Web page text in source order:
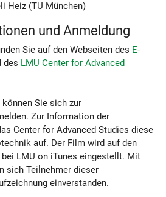
Heiz (TU München)
und Anmeldung
Sie auf den Webseiten des E-
des LMU Center for Advanced
können Sie sich zur
Zur Information der
Center for Advanced Studies diese
auf. Der Film wird auf den
LMU on iTunes eingestellt. Mit
sich Teilnehmer dieser
einverstanden.